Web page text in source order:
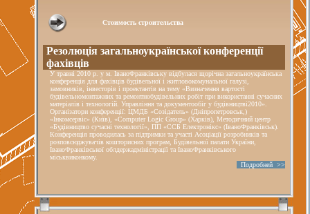
Стоимость строительства
Резолюція загальноукраїнської конференції
фахівців
У травні 2010 р. у м. ІваноФранківську відбулася щорічна загальноукраїнська
конференція для фахівців будівельної і житловокомунальної галузі,
замовників, інвесторів і проектантів на тему «Визначення вартості
будівельномонтажних та ремонтнобудівельних робіт при використанні сучасних
матеріалів і технологій. Управління та документообіг у будівництві2010».
Організатори конференції: ЦМДБ «Созідатель» (Дніпропетровськ,)
«Інкомсервіс» (Київ), «Computer Logic Group» (Харків), Методичний центр
«Будівництво сучасні технології», ПП «ССБ Електронікс» (ІваноФранківськ).
Конференція проводилась за підтримки та участі Асоціації розробників та
розповсюджувачів кошторисних програм, Будівельної палати України,
ІваноФранківської облдержадміністрації та ІваноФранківського
міськвиконкому.
Подробней >>